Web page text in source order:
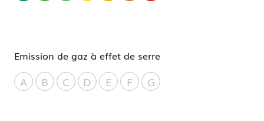
Emission de gaz à effet de serre
A B C D E F G